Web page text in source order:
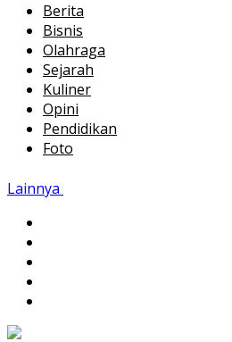
Berita
Bisnis
Olahraga
Sejarah
Kuliner
Opini
Pendidikan
Foto
Lainnya